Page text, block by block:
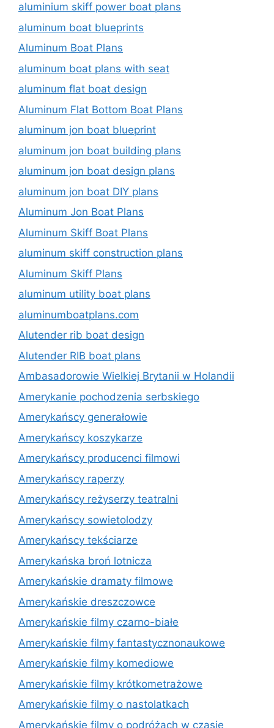
aluminium skiff power boat plans
aluminum boat blueprints
Aluminum Boat Plans
aluminum boat plans with seat
aluminum flat boat design
Aluminum Flat Bottom Boat Plans
aluminum jon boat blueprint
aluminum jon boat building plans
aluminum jon boat design plans
aluminum jon boat DIY plans
Aluminum Jon Boat Plans
Aluminum Skiff Boat Plans
aluminum skiff construction plans
Aluminum Skiff Plans
aluminum utility boat plans
aluminumboatplans.com
Alutender rib boat design
Alutender RIB boat plans
Ambasadorowie Wielkiej Brytanii w Holandii
Amerykanie pochodzenia serbskiego
Amerykańscy generałowie
Amerykańscy koszykarze
Amerykańscy producenci filmowi
Amerykańscy raperzy
Amerykańscy reżyserzy teatralni
Amerykańscy sowietolodzy
Amerykańscy tekściarze
Amerykańska broń lotnicza
Amerykańskie dramaty filmowe
Amerykańskie dreszczowce
Amerykańskie filmy czarno-białe
Amerykańskie filmy fantastycznonaukowe
Amerykańskie filmy komediowe
Amerykańskie filmy krótkometrażowe
Amerykańskie filmy o nastolatkach
Amerykańskie filmy o podróżach w czasie